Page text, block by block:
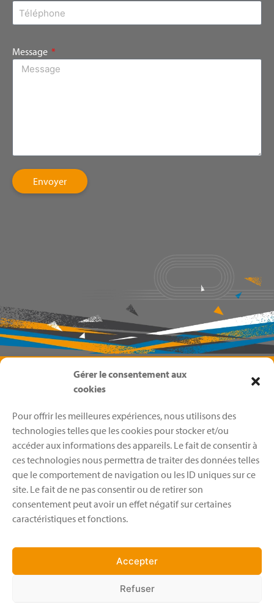
Gérer le consentement aux
cookies
Pour offrir les meilleures expériences, nous utilisons des
technologies telles que les cookies pour stocker et/ou
accéder aux informations des appareils. Le fait de consentir à
ces technologies nous permettra de traiter des données telles
que le comportement de navigation ou les ID uniques sur ce
site. Le fait de ne pas consentir ou de retirer son
consentement peut avoir un effet négatif sur certaines
caractéristiques et fonctions.
Accepter
Refuser
Message
Envoyer
Menu
Calendrier
Nos évènements